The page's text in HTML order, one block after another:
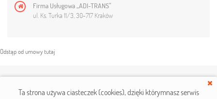
Ta strona używa ciasteczek (cookies), dzięki którymnasz serwis
Firma Usługowa „ADI-TRANS”
ul. Ks. Turka 11/3, 30-717 Kraków
Odstąp od umowy tutaj